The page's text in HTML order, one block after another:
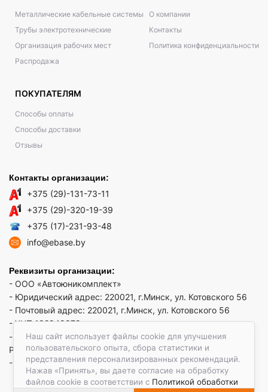
Наш сайт использует файлы cookie для улучшения
пользовательского опыта, сбора статистики и
представления персонализированных рекомендаций.
Нажав «Принять», вы даете согласие на обработку
файлов cookie в соответствии с Политикой обработки
Металлические кабельные системы
Трубы электротехнические
Организация рабочих мест
Распродажа
О компании
Контакты
Политика конфиденциальности
ПОКУПАТЕЛЯМ
Способы оплаты
Способы доставки
Отзывы
Контакты организации:
+375 (29)-131-73-11
+375 (29)-320-19-39
+375 (17)-231-93-48
info@ebase.by
Реквизиты организации:
- ООО «Автоюникомплект»
- Юридический адрес: 220021, г.Минск, ул. Котовского 56
- Почтовый адрес: 220021, г.Минск, ул. Котовского 56
- УНП 192949879
- р/сч BY52 REDJ 3012 1009 3553 3010 0933 в ЗАО "Банк
РРБ"
- Код банка: REDJBY22